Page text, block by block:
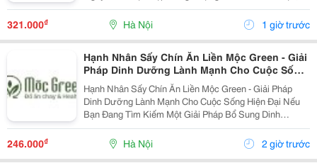
Thì Mì Konjac Shirataki Healthy Mộc Green Chính Là
Lựa Chọn Hoàn Hảo. Vì Sao Nên Lựa Chọn Mì Konjac...
321.000₫ Hà Nội 1 giờ trước
Hạnh Nhân Sấy Chín Ăn Liền Mộc Green - Giải
Pháp Dinh Dưỡng Lành Mạnh Cho Cuộc Sống
Hiện Đại
Hạnh Nhân Sấy Chín Ăn Liền Mộc Green - Giải Pháp
Dinh Dưỡng Lành Mạnh Cho Cuộc Sống Hiện Đại Nếu
Bạn Đang Tìm Kiếm Một Giải Pháp Bổ Sung Dinh
Dưỡng Vừa Thơm Ngon, Vừa Tiện Lợi Để Bắt Đầu
Ngày Mới Hoặc Nạp Năng Lượng Sau Giờ Làm Việc,
Thì Hạnh Nhân...
246.000₫ Hà Nội 2 giờ trước